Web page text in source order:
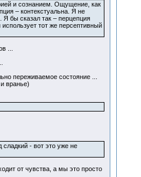
и сознанием. Ощущение, как
– контекстуальна. Я не
Я бы сказал так – перцепция
тот же персептивный
...
переживаемое состояние ...
вранье)
- вот это уже не
от чувства, а мы это просто